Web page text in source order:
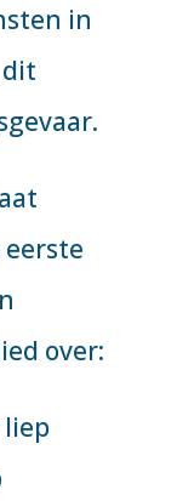
in
over:
liep